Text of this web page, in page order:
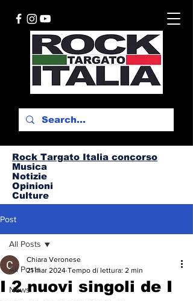
Rock Targato Italia concorso
Musica
Notizie
Opinioni
Culture
Post
All Posts
News
All Posts
I 2 nuovi singoli de I
Chiara Veronese
21 mar 2024 Tempo di lettura: 2 min